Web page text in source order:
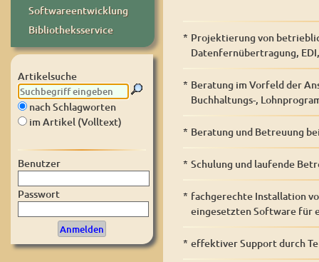
Softwareentwicklung
Bibliotheksservice
Artikelsuche
nach Schlagworten
im Artikel (Volltext)
Benutzer
Passwort
* Projektierung von
Datenfernübertragung,
* Beratung im Vorfeld der
Buchhaltungs-,
* Beratung und Betreuung
* Schulung und laufende
* fachgerechte Installation
eingesetzten Software für
* effektiver Support durch